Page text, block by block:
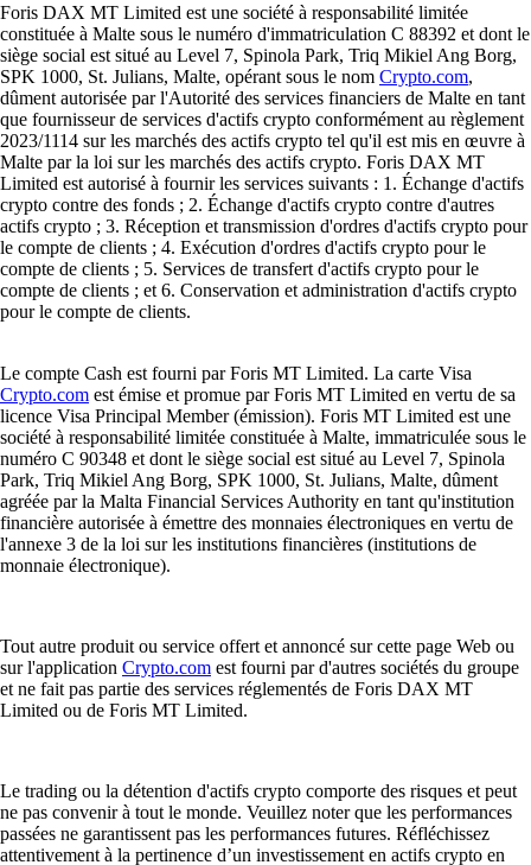
Foris DAX MT Limited est une société à responsabilité limitée
constituée à Malte sous le numéro d'immatriculation C 88392 et dont le
siège social est situé au Level 7, Spinola Park, Triq Mikiel Ang Borg,
SPK 1000, St. Julians, Malte, opérant sous le nom Crypto.com,
dûment autorisée par l'Autorité des services financiers de Malte en tant
que fournisseur de services d'actifs crypto conformément au règlement
2023/1114 sur les marchés des actifs crypto tel qu'il est mis en œuvre à
Malte par la loi sur les marchés des actifs crypto. Foris DAX MT
Limited est autorisé à fournir les services suivants : 1. Échange d'actifs
crypto contre des fonds ; 2. Échange d'actifs crypto contre d'autres
actifs crypto ; 3. Réception et transmission d'ordres d'actifs crypto pour
le compte de clients ; 4. Exécution d'ordres d'actifs crypto pour le
compte de clients ; 5. Services de transfert d'actifs crypto pour le
compte de clients ; et 6. Conservation et administration d'actifs crypto
pour le compte de clients.
Le compte Cash est fourni par Foris MT Limited. La carte Visa
Crypto.com est émise et promue par Foris MT Limited en vertu de sa
licence Visa Principal Member (émission). Foris MT Limited est une
société à responsabilité limitée constituée à Malte, immatriculée sous le
numéro C 90348 et dont le siège social est situé au Level 7, Spinola
Park, Triq Mikiel Ang Borg, SPK 1000, St. Julians, Malte, dûment
agréée par la Malta Financial Services Authority en tant qu'institution
financière autorisée à émettre des monnaies électroniques en vertu de
l'annexe 3 de la loi sur les institutions financières (institutions de
monnaie électronique).
Tout autre produit ou service offert et annoncé sur cette page Web ou
sur l'application Crypto.com est fourni par d'autres sociétés du groupe
et ne fait pas partie des services réglementés de Foris DAX MT
Limited ou de Foris MT Limited.
Le trading ou la détention d'actifs crypto comporte des risques et peut
ne pas convenir à tout le monde. Veuillez noter que les performances
passées ne garantissent pas les performances futures. Réfléchissez
attentivement à la pertinence d’un investissement en actifs crypto en